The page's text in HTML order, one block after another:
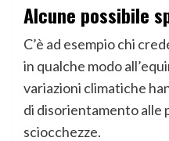
Alcune possibile
C’è ad esempio chi
in qualche modo
variazioni climatiche
di disorientamento alle
sciocchezze.